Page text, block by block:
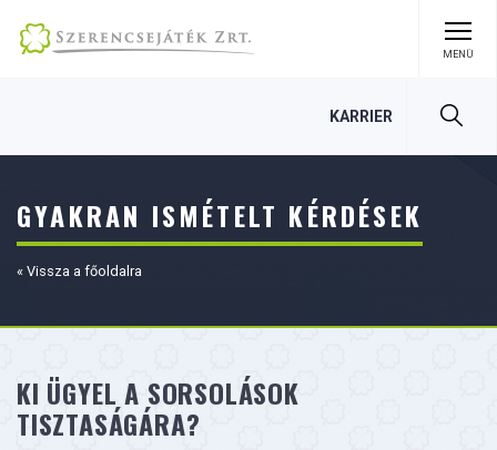
KARRIER
MENÜ
GYAKRAN ISMÉTELT KÉRDÉSEK
« Vissza a főoldalra
KI ÜGYEL A SORSOLÁSOK
TISZTASÁGÁRA?